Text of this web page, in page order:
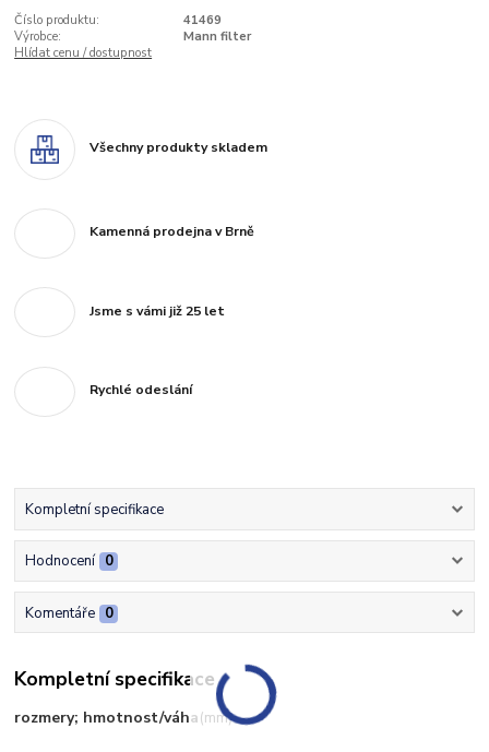
Číslo produktu:
41469
Výrobce:
Mann filter
Hlídat cenu / dostupnost
Všechny produkty skladem
Kamenná prodejna v Brně
Jsme s vámi již 25 let
Rychlé odeslání
Kompletní specifikace
Hodnocení 0
Komentáře 0
Kompletní specifikace
rozmery; hmotnost/váha(mm)